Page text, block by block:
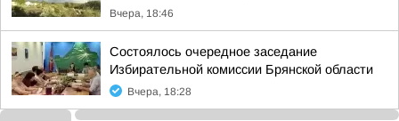
Вчера, 18:46
Состоялось очередное заседание
Избирательной комиссии Брянской области
Вчера, 18:28